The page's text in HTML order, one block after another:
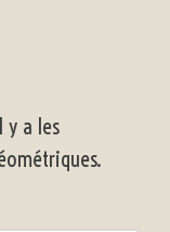
y a les